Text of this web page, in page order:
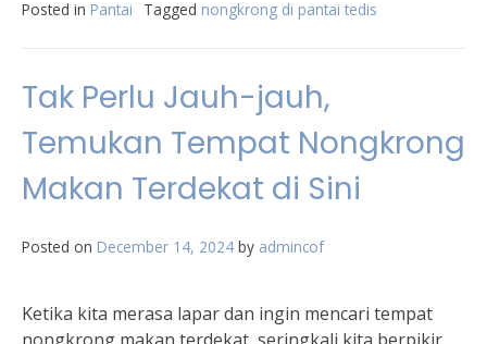
Posted in Pantai Tagged nongkrong di pantai tedis
Tak Perlu Jauh-jauh,
Temukan Tempat Nongkrong
Makan Terdekat di Sini
Posted on December 14, 2024 by admincof
Ketika kita merasa lapar dan ingin mencari tempat